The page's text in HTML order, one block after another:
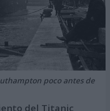
poco antes de
del Titanic